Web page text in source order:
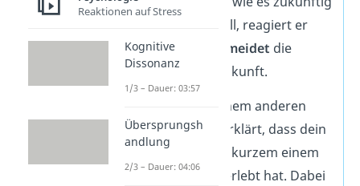
so weitergehen soll, reagiert er
ängstlichund vermeidet die
Konversation in Zukunft.
Du sprichst mit einem anderen
Kollegen, der dir erklärt, dass dein
Arbeitskollege vor kurzem einem
Schicksalsschlag
erlebt hat. Dabei
Reaktionen auf Stress
Kognitive
Dissonanz
1/3 – Dauer: 03:57
Übersprungsh
andlung
2/3 – Dauer: 04:06